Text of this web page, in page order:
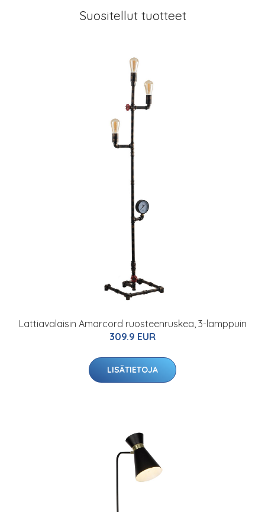
Suositellut tuotteet
Lattiavalaisin Amarcord ruosteenruskea, 3-lamppuin
309.9 EUR
LISÄTIETOJA